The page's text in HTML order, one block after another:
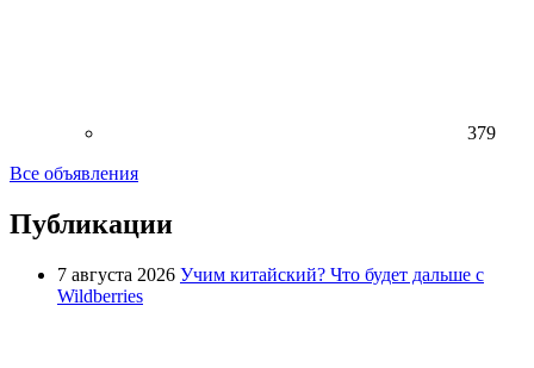
379
Все объявления
Публикации
7 августа 2026 Учим китайский? Что будет дальше с
Wildberries